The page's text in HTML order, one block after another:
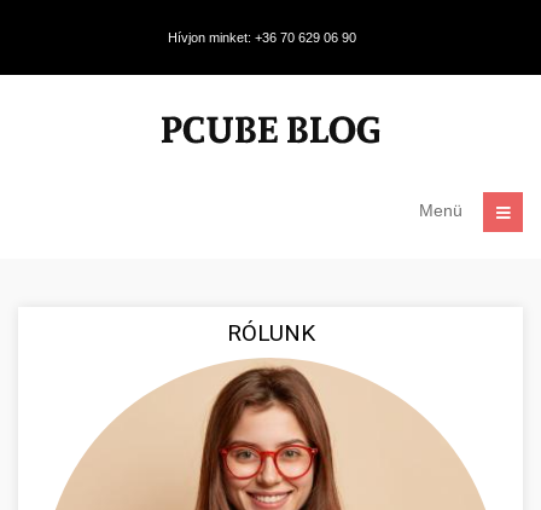
Hívjon minket: +36 70 629 06 90
Menü
RÓLUNK